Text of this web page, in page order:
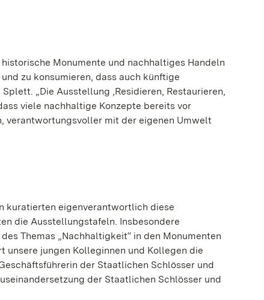
Monumente und nachhaltiges Handeln
zu konsumieren, dass auch künftige
„Die Ausstellung ‚Residieren, Restaurieren,
viele nachhaltige Konzepte bereits vor
verantwortungsvoller mit der eigenen Umwelt
kuratierten eigenverantwortlich diese
die Ausstellungstafeln. Insbesondere
Themas „Nachhaltigkeit“ in den Monumenten
unsere jungen Kolleginnen und Kollegen die
der Staatlichen Schlösser und
der Staatlichen Schlösser und